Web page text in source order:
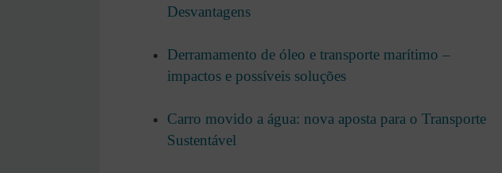
Desvantagens
Derramamento de óleo e transporte marítimo –
impactos e possíveis soluções
Carro movido a água: nova aposta para o Transporte
Sustentável